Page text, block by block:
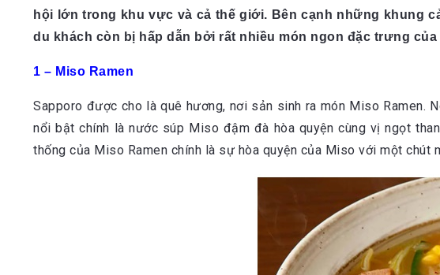
hội lớn trong khu vực và cả thế giới. Bên cạnh những khung
du khách còn bị hấp dẫn bởi rất nhiều món ngon đặc trưng của
1 – Miso Ramen
Sapporo được cho là quê hương, nơi sản sinh ra món Miso Ramen.
nổi bật chính là nước súp Miso đậm đà hòa quyện cùng vị ngọt
thống của Miso Ramen chính là sự hòa quyện của Miso với một